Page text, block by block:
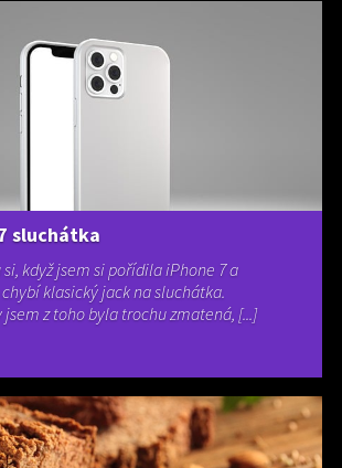
sluchátka
když jsem si pořídila iPhone 7 a
klasický jack na sluchátka.
z toho byla trochu zmatená, [...]